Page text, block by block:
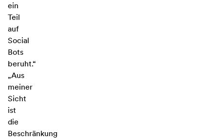
ein
Teil
auf
Social
Bots
beruht.“
„Aus
meiner
Sicht
ist
die
Beschränkung